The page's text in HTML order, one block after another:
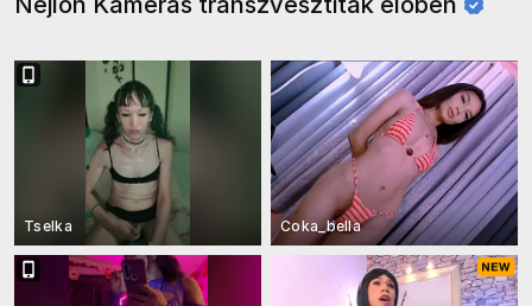
Tselka Coka_bella